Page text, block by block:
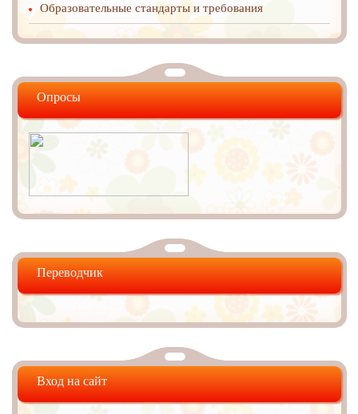
Образовательные стандарты и требования
Опросы
Переводчик
Вход на сайт